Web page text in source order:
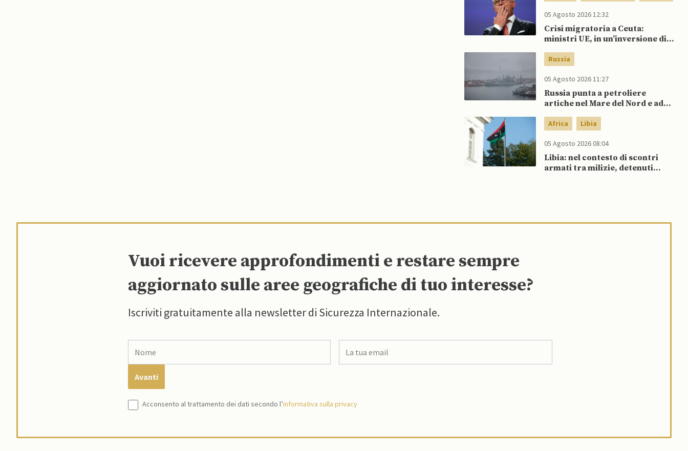
05 Agosto 2026 12:32
Crisi migratoria a Ceuta:
ministri UE, in un’inversione di
sostegno della Spagna
Russia
05 Agosto 2026 11:27
Russia punta a petroliere
artiche nel Mare del Nord e ad
aggirare sanzioni occidentali
Africa Libia
05 Agosto 2026 08:04
Libia: nel contesto di scontri
armati tra milizie, detenuti
Vuoi ricevere approfondimenti e restare sempre
aggiornato sulle aree geografiche di tuo interesse?
Iscriviti gratuitamente alla newsletter di Sicurezza Internazionale.
Acconsento al trattamento dei dati secondo l’informativa sulla privacy